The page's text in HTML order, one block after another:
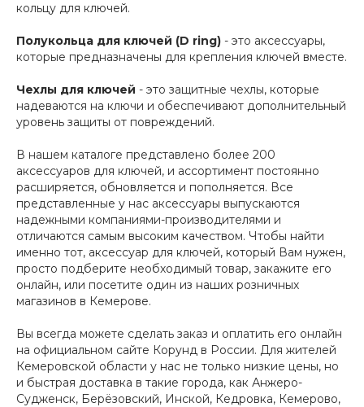
кольцу для ключей.
Полукольца для ключей (D ring) - это аксессуары,
которые предназначены для крепления ключей вместе.
Чехлы для ключей - это защитные чехлы, которые
надеваются на ключи и обеспечивают дополнительный
уровень защиты от повреждений.
В нашем каталоге представлено более 200
аксессуаров для ключей, и ассортимент постоянно
расширяется, обновляется и пополняется. Все
представленные у нас аксессуары выпускаются
надежными компаниями-производителями и
отличаются самым высоким качеством. Чтобы найти
именно тот, аксессуар для ключей, который Вам нужен,
просто подберите необходимый товар, закажите его
онлайн, или посетите один из наших розничных
магазинов в Кемерове.
Вы всегда можете сделать заказ и оплатить его онлайн
на официальном сайте Корунд в России. Для жителей
Кемеровской области у нас не только низкие цены, но
и быстрая доставка в такие города, как Анжеро-
Судженск, Берёзовский, Инской, Кедровка, Кемерово,